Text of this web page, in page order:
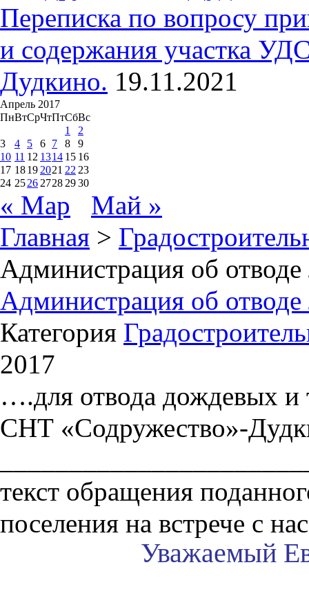
Переписка по вопросу
и содержания участка
Дудкино. 19.11.2021
Апрель 2017
ПнВтСрЧтПтСбВс
1
2
3
4 5 6 7 8
9
10 11 12 1314 15 16
17 1819 2021 22 23
24 2526 2728 2930
« Мар
Май »
Главная >
Администрация об
Администрация об
Категория
2017
….для отвода дождевых и
СНТ «Содружество»-
текст обращения
поселения на встрече с
Уважаемый